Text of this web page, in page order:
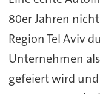
80er Jahren
Region Tel Aviv
Unternehmen
gefeiert wird